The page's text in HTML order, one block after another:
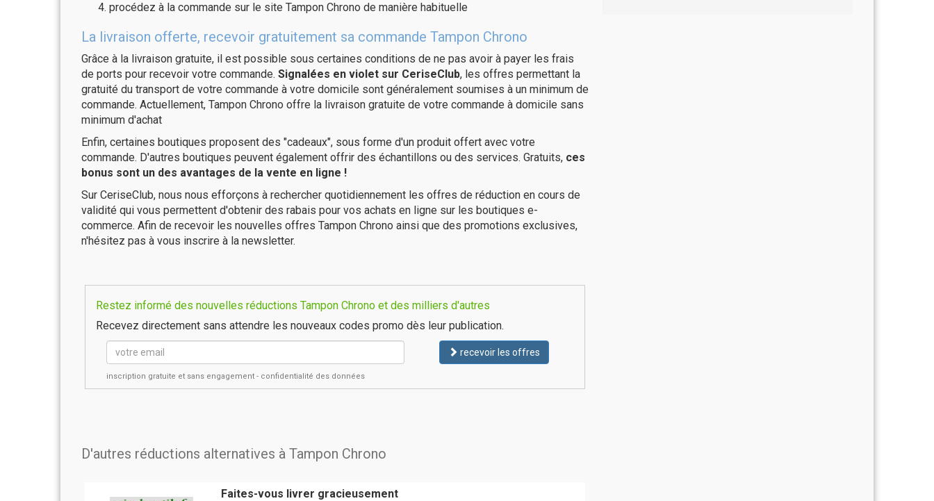
procédez à la commande sur le site Tampon Chrono de manière habituelle
La livraison offerte, recevoir gratuitement sa commande Tampon Chrono
Grâce à la livraison gratuite, il est possible sous certaines conditions de ne pas avoir à payer les frais
de ports pour recevoir votre commande. Signalées en violet sur CeriseClub, les offres permettant la
gratuité du transport de votre commande à votre domicile sont généralement soumises à un minimum de
commande. Actuellement, Tampon Chrono offre la livraison gratuite de votre commande à domicile sans
minimum d'achat
Enfin, certaines boutiques proposent des "cadeaux", sous forme d'un produit offert avec votre
commande. D'autres boutiques peuvent également offrir des échantillons ou des services. Gratuits, ces
bonus sont un des avantages de la vente en ligne !
Sur CeriseClub, nous nous efforçons à rechercher quotidiennement les offres de réduction en cours de
validité qui vous permettent d'obtenir des rabais pour vos achats en ligne sur les boutiques e-
commerce. Afin de recevoir les nouvelles offres Tampon Chrono ainsi que des promotions exclusives,
n'hésitez pas à vous inscrire à la newsletter.
Restez informé des nouvelles réductions Tampon Chrono et des milliers d'autres
Recevez directement sans attendre les nouveaux codes promo dès leur publication.
recevoir les offres
inscription gratuite et sans engagement - confidentialité des données
D'autres réductions alternatives à Tampon Chrono
Faites-vous livrer gracieusement